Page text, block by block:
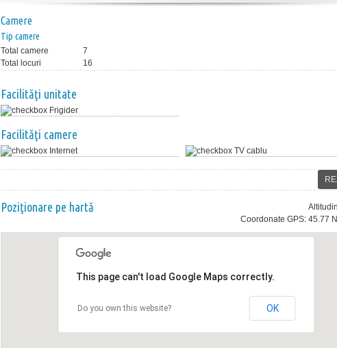
Camere
Tip camere
Total camere
7
Total locuri
16
Facilităţi unitate
Frigider
Facilităţi camere
Internet TV cablu
Coordonate GPS: 45.77
Poziţionare pe hartă
This page can't load Google Maps correctly.
Do you own this website? OK